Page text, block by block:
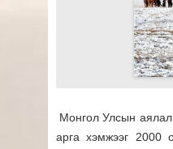
Монгол Улсын аялал
арга хэмжээг 2000